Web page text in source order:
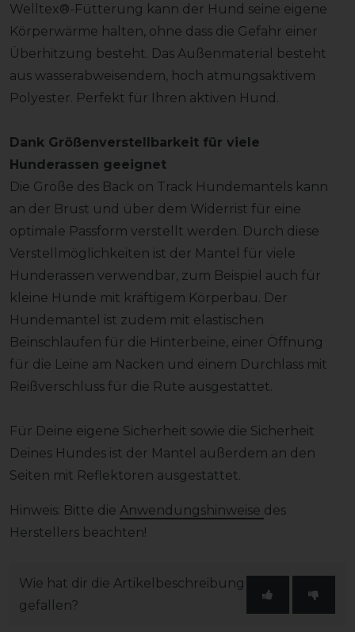
Welltex®-Fütterung kann der Hund seine eigene
Körperwärme halten, ohne dass die Gefahr einer
Überhitzung besteht. Das Außenmaterial besteht
aus wasserabweisendem, hoch atmungsaktivem
Polyester. Perfekt für Ihren aktiven Hund.
Dank Größenverstellbarkeit für viele
Hunderassen geeignet
Die Größe des Back on Track Hundemantels kann
an der Brust und über dem Widerrist für eine
optimale Passform verstellt werden. Durch diese
Verstellmöglichkeiten ist der Mantel für viele
Hunderassen verwendbar, zum Beispiel auch für
kleine Hunde mit kräftigem Körperbau. Der
Hundemantel ist zudem mit elastischen
Beinschlaufen für die Hinterbeine, einer Öffnung
für die Leine am Nacken und einem Durchlass mit
Reißverschluss für die Rute ausgestattet.
Für Deine eigene Sicherheit sowie die Sicherheit
Deines Hundes ist der Mantel außerdem an den
Seiten mit Reflektoren ausgestattet.
Hinweis: Bitte die Anwendungshinweise des
Herstellers beachten!
Wie hat dir die Artikelbeschreibung
gefallen?